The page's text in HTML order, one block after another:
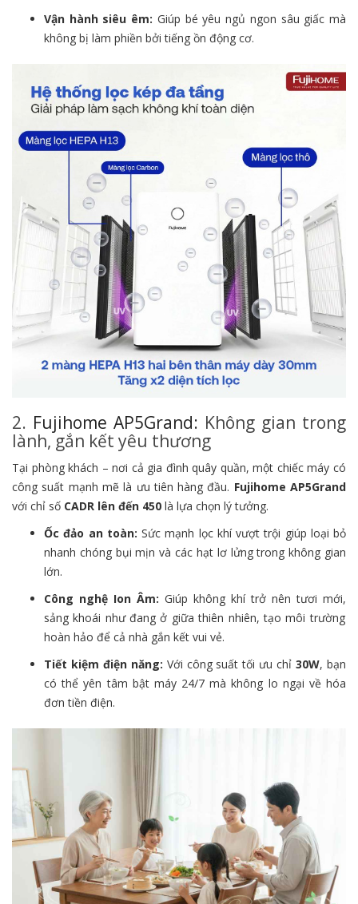
Vận hành siêu êm: Giúp bé yêu ngủ ngon sâu giấc mà
không bị làm phiền bởi tiếng ồn động cơ.
2. Fujihome AP5Grand: Không gian trong
lành, gắn kết yêu thương
Tại phòng khách – nơi cả gia đình quây quần, một chiếc máy có
công suất mạnh mẽ là ưu tiên hàng đầu. Fujihome AP5Grand
với chỉ số CADR lên đến 450 là lựa chọn lý tưởng.
Ốc đảo an toàn: Sức mạnh lọc khí vượt trội giúp loại bỏ
nhanh chóng bụi mịn và các hạt lơ lửng trong không gian
lớn.
Công nghệ Ion Âm: Giúp không khí trở nên tươi mới,
sảng khoái như đang ở giữa thiên nhiên, tạo môi trường
hoàn hảo để cả nhà gắn kết vui vẻ.
Tiết kiệm điện năng: Với công suất tối ưu chỉ30W, bạn
có thể yên tâm bật máy 24/7 mà không lo ngại về hóa
đơn tiền điện.